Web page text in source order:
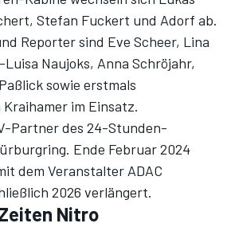
Stefan Fuckert und Adorf ab.
Reporter sind Eve Scheer, Lina
Naujoks, Anna Schröjahr,
sowie erstmals
im Einsatz.
Partner des 24-Stunden-
Ende Februar 2024
dem Veranstalter ADAC
2026 verlängert.
Nitro